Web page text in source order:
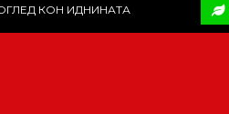
КОН ИДНИНАТА